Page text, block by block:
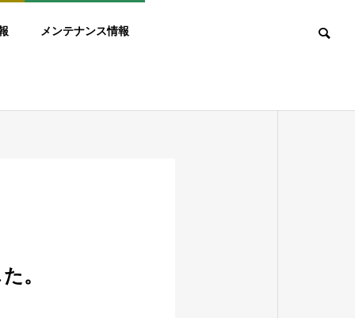
メンテナンス情報
。